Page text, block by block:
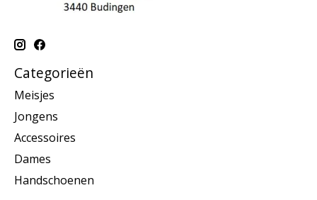
Categorieën
Meisjes
Jongens
Accessoires
Dames
Handschoenen